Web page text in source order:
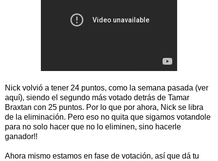
Nick volvió a tener 24 puntos, como la semana pasada (ver
aquí), siendo el segundo más votado detrás de Tamar
Braxtan con 25 puntos. Por lo que por ahora, Nick se libra
de la eliminación. Pero eso no quita que sigamos votandole
para no solo hacer que no lo eliminen, sino hacerle
ganador!!
Ahora mismo estamos en fase de votación, así que dá tu